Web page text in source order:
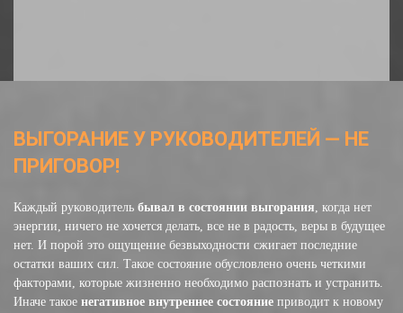
ВЫГОРАНИЕ У РУКОВОДИТЕЛЕЙ — НЕ
ПРИГОВОР!
Каждый руководитель бывал в состоянии выгорания, когда нет
энергии, ничего не хочется делать, все не в радость, веры в будущее
нет. И порой это ощущение безвыходности сжигает последние
остатки ваших сил. Такое состояние обусловлено очень четкими
факторами, которые жизненно необходимо распознать и устранить.
Иначе такое негативное внутреннее состояние приводит к новому